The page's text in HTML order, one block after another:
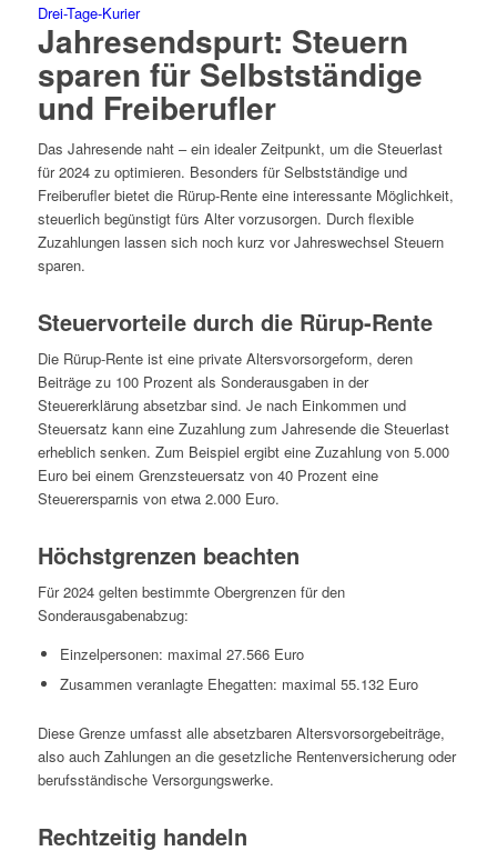
Drei-Tage-Kurier
Jahresendspurt: Steuern
sparen für Selbstständige
und Freiberufler
Das Jahresende naht – ein idealer Zeitpunkt, um die Steuerlast
für 2024 zu optimieren. Besonders für Selbstständige und
Freiberufler bietet die Rürup-Rente eine interessante Möglichkeit,
steuerlich begünstigt fürs Alter vorzusorgen. Durch flexible
Zuzahlungen lassen sich noch kurz vor Jahreswechsel Steuern
sparen.
Steuervorteile durch die Rürup-Rente
Die Rürup-Rente ist eine private Altersvorsorgeform, deren
Beiträge zu 100 Prozent als Sonderausgaben in der
Steuererklärung absetzbar sind. Je nach Einkommen und
Steuersatz kann eine Zuzahlung zum Jahresende die Steuerlast
erheblich senken. Zum Beispiel ergibt eine Zuzahlung von 5.000
Euro bei einem Grenzsteuersatz von 40 Prozent eine
Steuerersparnis von etwa 2.000 Euro.
Höchstgrenzen beachten
Für 2024 gelten bestimmte Obergrenzen für den
Sonderausgabenabzug:
Einzelpersonen: maximal 27.566 Euro
Zusammen veranlagte Ehegatten: maximal 55.132 Euro
Diese Grenze umfasst alle absetzbaren Altersvorsorgebeiträge,
also auch Zahlungen an die gesetzliche Rentenversicherung oder
berufsständische Versorgungswerke.
Rechtzeitig handeln